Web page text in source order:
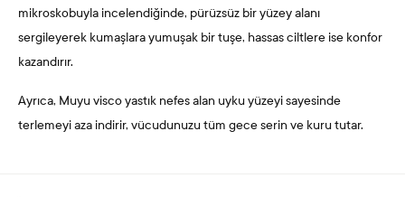
mikroskobuyla incelendiğinde, pürüzsüz bir yüzey alanı
sergileyerek kumaşlara yumuşak bir tuşe, hassas ciltlere ise konfor
kazandırır.
Ayrıca, Muyu visco yastık nefes alan uyku yüzeyi sayesinde
terlemeyi aza indirir, vücudunuzu tüm gece serin ve kuru tutar.